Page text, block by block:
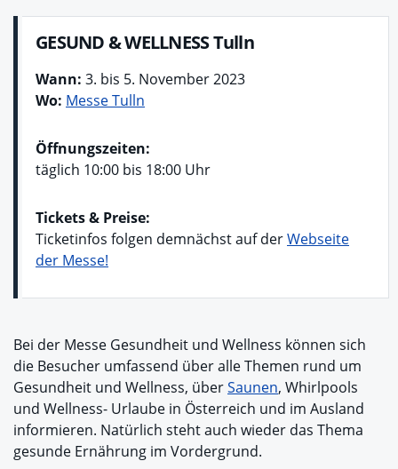
GESUND & WELLNESS Tulln
Wann: 3. bis 5. November 2023
Wo: Messe Tulln
Öffnungszeiten:
täglich 10:00 bis 18:00 Uhr
Tickets & Preise:
Ticketinfos folgen demnächst auf derWebseite
der Messe!
Bei der Messe Gesundheit und Wellness können sich
die Besucher umfassend über alle Themen rund um
Gesundheit und Wellness, überSaunen, Whirlpools
und Wellness- Urlaube in Österreich und im Ausland
informieren. Natürlich steht auch wieder das Thema
gesunde Ernährung im Vordergrund.